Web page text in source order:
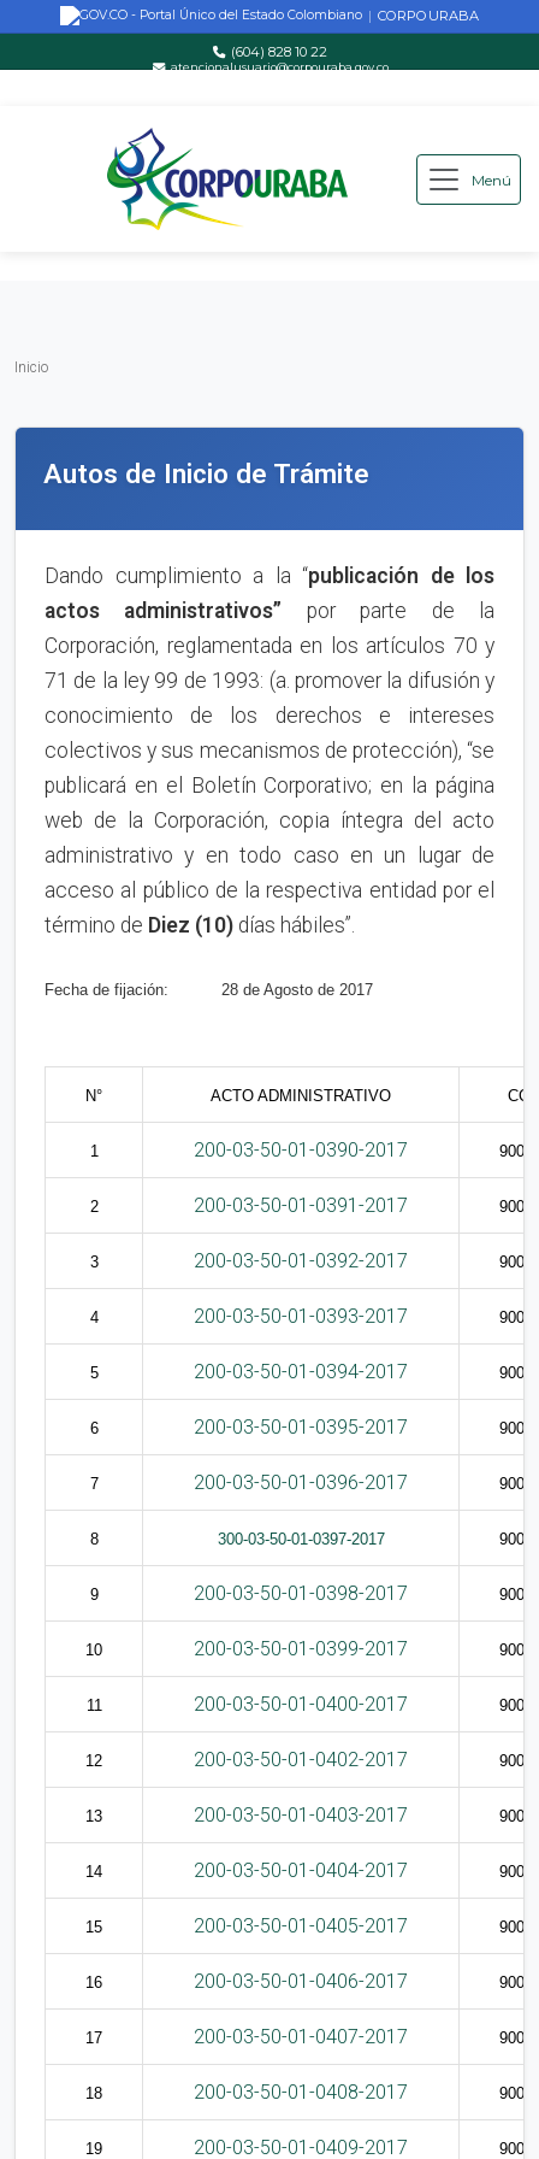
Saltar al contenido principal
| CORPOURABA
(604) 828 10 22
atencionalusuario@corpouraba.gov.co
Menú
Inicio
Autos de Inicio de Trámite
Dando cumplimiento a la “publicación de los
actos administrativos” por parte de la
Corporación, reglamentada en los artículos 70 y
71 de la ley 99 de 1993: (a. promover la difusión y
conocimiento de los derechos e intereses
colectivos y sus mecanismos de protección), “se
publicará en el Boletín Corporativo; en la página
web de la Corporación, copia íntegra del acto
administrativo y en todo caso en un lugar de
acceso al público de la respectiva entidad por el
término de Diez (10) días hábiles”.
Fecha de fijación: 28 de Agosto de 2017
N° ACTO ADMINISTRATIVO CC.
1 200-03-50-01-0390-2017
2 200-03-50-01-0391-2017
3 200-03-50-01-0392-2017
4 200-03-50-01-0393-2017
5 200-03-50-01-0394-2017
6 200-03-50-01-0395-2017
7 200-03-50-01-0396-2017
8 300-03-50-01-0397-2017
9 200-03-50-01-0398-2017
10 200-03-50-01-0399-2017
11 200-03-50-01-0400-2017
12 200-03-50-01-0402-2017
13 200-03-50-01-0403-2017
14 200-03-50-01-0404-2017
15 200-03-50-01-0405-2017
16 200-03-50-01-0406-2017
17 200-03-50-01-0407-2017
18 200-03-50-01-0408-2017
19 200-03-50-01-0409-2017